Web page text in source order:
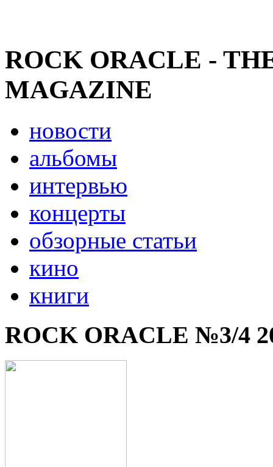
ROCK ORACLE -
MAGAZINE
новости
альбомы
интервью
концерты
обзорные статьи
кино
книги
ROCK ORACLE №3/4